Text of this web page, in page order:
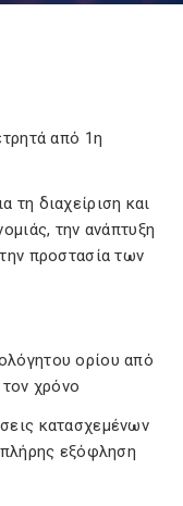
από 1η
τη διαχείριση και
την ανάπτυξη
προστασία των
ορίου από
χρόνο
κατασχεμένων
εξόφληση